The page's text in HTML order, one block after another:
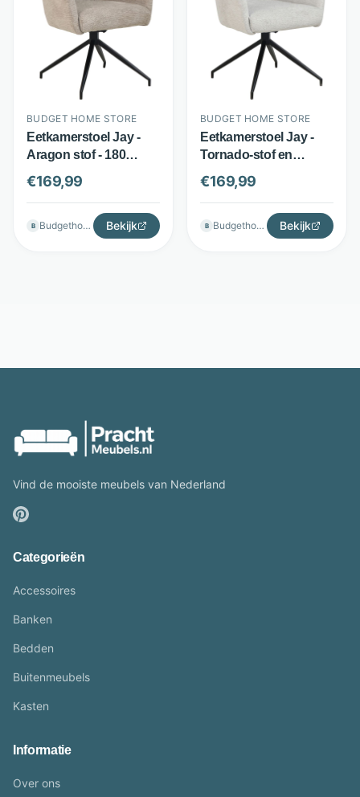
BUDGET HOME STORE
Eetkamerstoel Jay -
Aragon stof - 180
graden draaibaar -
Beige - Budget Home
Store
€169,99
B Budgethomestore Bekijk
BUDGET HOME STORE
Eetkamerstoel Jay -
Tornado-stof en
metaal - 180° draaibaar
met return - Lichtgrijs -
Budget Home Store
€169,99
B Budgethomestore Bekijk
Vind de mooiste meubels van Nederland
Categorieën
Accessoires
Banken
Bedden
Buitenmeubels
Kasten
Informatie
Over ons